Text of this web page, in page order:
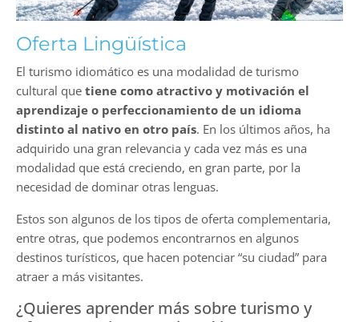
Oferta Lingüística
El turismo idiomático es una modalidad de turismo
cultural que tiene como atractivo y motivación el
aprendizaje o perfeccionamiento de un idioma
distinto al nativo en otro país. En los últimos años, ha
adquirido una gran relevancia y cada vez más es una
modalidad que está creciendo, en gran parte, por la
necesidad de dominar otras lenguas.
Estos son algunos de los tipos de oferta complementaria,
entre otras, que podemos encontrarnos en algunos
destinos turísticos, que hacen potenciar “su ciudad” para
atraer a más visitantes.
¿Quieres aprender más sobre turismo y